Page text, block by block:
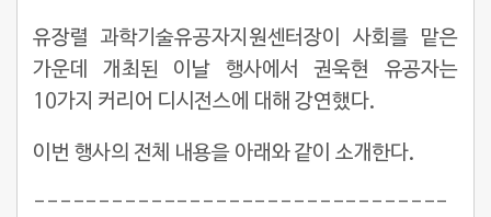
유장렬 과학기술유공자지원센터장이 사회를 맡은
가운데 개최된 이날 행사에서 권욱현 유공자는
10가지 커리어 디시전스에 대해 강연했다.
이번 행사의 전체 내용을 아래와 같이 소개한다.
--------------------------------